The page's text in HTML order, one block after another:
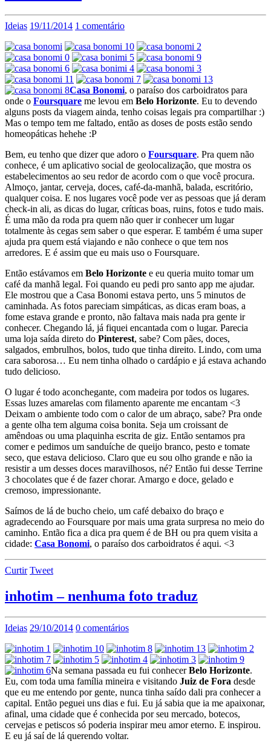
Ideias 19/11/2014 1 comentário
Casa Bonomi, o paraíso dos carboidratos para
onde o Foursquare me levou em Belo Horizonte. Eu to devendo
alguns posts da viagem ainda, tenho coisas legais pra compartilhar :)
Mas o tempo tem me faltado, então as doses de posts estão sendo
homeopáticas hehehe :P
Bem, eu tenho que dizer que adoro o Foursquare. Pra quem não
conhece, é um aplicativo social de geolocalização, que mostra os
estabelecimentos ao seu redor de acordo com o que você procura.
Almoço, jantar, cerveja, doces, café-da-manhã, balada, escritório,
qualquer coisa. E nos lugares você pode ver as pessoas que já deram
check-in ali, as dicas do lugar, críticas boas, ruins, fotos e tudo mais.
É uma mão da roda pra quem não quer ir conhecer um lugar
totalmente às cegas sem saber o que esperar. E também é uma super
ajuda pra quem está viajando e não conhece o que tem nos
arredores. E é assim que eu mais uso o Foursquare.
Então estávamos em Belo Horizonte e eu queria muito tomar um
café da manhã legal. Foi quando eu pedi pro santo app me ajudar.
Ele mostrou que a Casa Bonomi estava perto, uns 5 minutos de
caminhada. As fotos pareciam simpáticas, as dicas eram boas, a
fome estava grande e pronto, não faltava mais nada pra gente ir
conhecer. Chegando lá, já fiquei encantada com o lugar. Parecia
uma loja saída direto do Pinterest, sabe? Com pães, doces,
salgados, embrulhos, bolos, tudo que tinha direito. Lindo, com uma
cara saborosa… Eu nem tinha olhado o cardápio e já estava achando
tudo delicioso.
O lugar é todo aconchegante, com madeira por todos os lugares.
Essas luzes amarelas com filamento aparente me encantam <3
Deixam o ambiente todo com o calor de um abraço, sabe? Pra onde
a gente olha tem alguma coisa bonita. Seja um croissant de
amêndoas ou uma plaquinha escrita de giz. Então sentamos pra
comer e pedimos um sanduíche de queijo branco, pesto e tomate
seco, que estava delicioso. Claro que eu sou olho grande e não ia
resistir a um desses doces maravilhosos, né? Então fui desse Terrine
3 chocolates que é de fazer chorar. Amargo e doce, gelado e
cremoso, impressionante.
Saímos de lá de bucho cheio, um café debaixo do braço e
agradecendo ao Foursquare por mais uma grata surpresa no meio do
caminho. Então fica a dica pra quem é de BH ou pra quem visita a
cidade: Casa Bonomi, o paraíso dos carboidratos é aqui. <3
Curtir Tweet
inhotim – nenhuma foto traduz
Ideias 29/10/2014 0 comentários
Na semana passada eu fui conhecerBelo Horizonte.
Eu, com toda uma família mineira e visitando Juiz de Fora desde
que eu me entendo por gente, nunca tinha saído dali pra conhecer a
capital. Então peguei uns dias e fui. Eu já sabia que ia me apaixonar,
afinal, uma cidade que é conhecida por seu mercado, botecos,
cervejas e petiscos só poderia inspirar meu amor eterno. E inspirou.
E eu já saí de lá querendo voltar.